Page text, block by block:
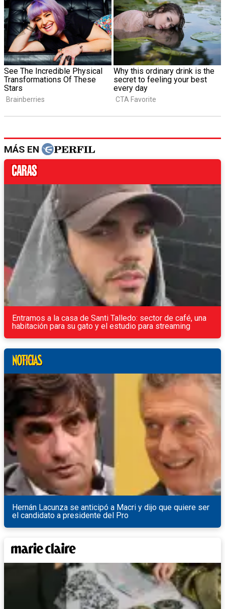
MÁS EN
Entramos a la casa de Santi Talledo: sector de café, una
habitación para su gato y el estudio para streaming
Hernán Lacunza se anticipó a Macri y dijo que quiere ser
el candidato a presidente del Pro